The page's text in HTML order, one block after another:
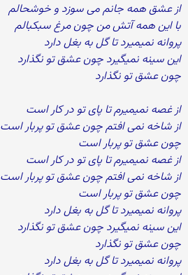
از عشق همه جانم می سوزد و خوشحالم
با این همه آتش من چون مرغ سبکبالم
پروانه نمیمیرد تا گل به بغل دارد
این سینه نمیگیرد چون عشق تو نگذارد
چون عشق تو نگذارد
از غصه نمیمیرم تا پای تو در کار است
از شاخه نمی افتم چون عشق تو پربار است
چون عشق تو پربار است
از غصه نمیمیرم تا پای تو در کار است
از شاخه نمی افتم چون عشق تو پربار است
چون عشق تو پربار است
پروانه نمیمیرد تا گل به بغل دارد
این سینه نمیگیرد چون عشق تو نگذارد
چون عشق تو نگذارد
پروانه نمیمیرد تا گل به بغل دارد